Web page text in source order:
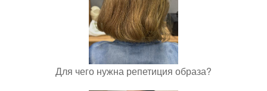
Для чего нужна репетиция образа?